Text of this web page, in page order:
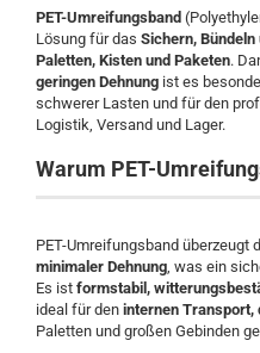
PET-Umreifungsband
Lösung für das Sichern,
Paletten, Kisten und Paketen.
geringen Dehnung ist es
schwerer Lasten und für den
Logistik, Versand und Lager.
Warum PET-
PET-Umreifungsband überzeugt
minimaler Dehnung, was ein
Es ist formstabil,
ideal für den internen Transport,
Paletten und großen Gebinden